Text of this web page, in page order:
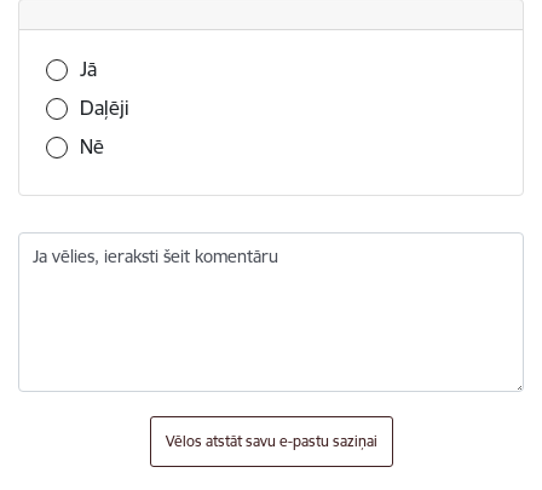
Vai šī informācija bija noderīga?
Jā
Daļēji
Nē
Ja vēlies, ieraksti šeit komentāru
Vēlos atstāt savu e-pastu saziņai